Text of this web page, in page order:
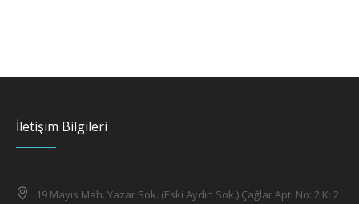
İletişim Bilgileri
19 Mayıs Mah. Yazar Sok. (Eski Aydın Sok.) Çağlar Apt. No: 2 K: 2